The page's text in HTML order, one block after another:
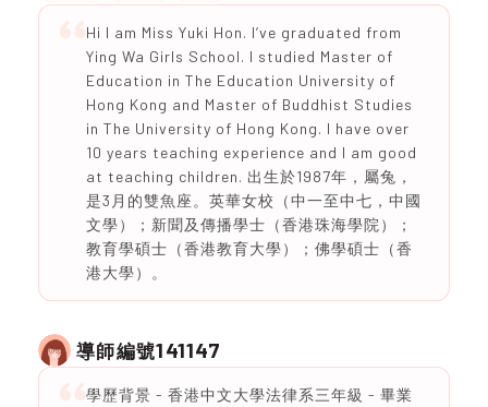
Hi I am Miss Yuki Hon. I’ve graduated from
Ying Wa Girls School. I studied Master of
Education in The Education University of
Hong Kong and Master of Buddhist Studies
in The University of Hong Kong. I have over
10 years teaching experience and I am good
at teaching children. 出生於1987年，屬兔，
是3月的雙魚座。英華女校（中一至中七，中國
文學）；新聞及傳播學士（香港珠海學院）；
教育學碩士（香港教育大學）；佛學碩士（香
港大學）。
導師編號141147
學歷背景 - 香港中文大學法律系三年級 - 畢業